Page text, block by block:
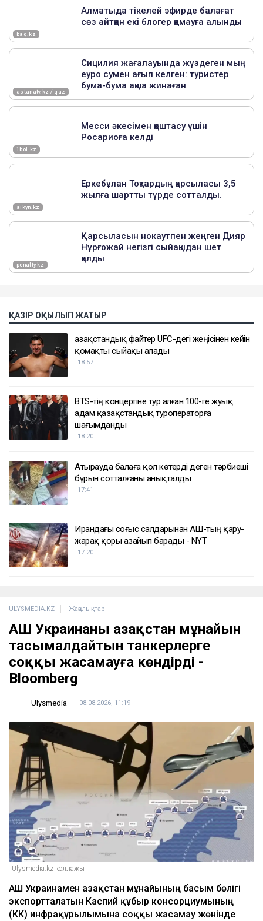
ҚАЗІР ОҚЫЛЫП ЖАТЫР
Қазақстандық файтер UFC-дегі жеңісінен кейін
қомақты сыйақы алады
18:57
BTS-тің концертіне тур алған 100-ге жуық
адам қазақстандық туроператорға
шағымданды
18:20
Атырауда балаға қол көтерді деген тәрбиеші
бұрын сотталғаны анықталды
17:41
Ирандағы соғыс салдарынан АҚШ-тың қару-
жарақ қоры азайып барады - NYT
17:20
ULYSMEDIA.KZ Жаңалықтар
АҚШ Украинаны Қазақстан мұнайын
тасымалдайтын танкерлерге
соққы жасамауға көндірді -
Bloomberg
Ulysmedia 08.08.2026, 11:19
Ulysmedia.kz коллажы
АҚШ Украинамен Қазақстан мұнайының басым бөлігі
экспортталатын Каспий құбыр консорциумының
(КҚК) инфрақұрылымына соққы жасамау жөнінде